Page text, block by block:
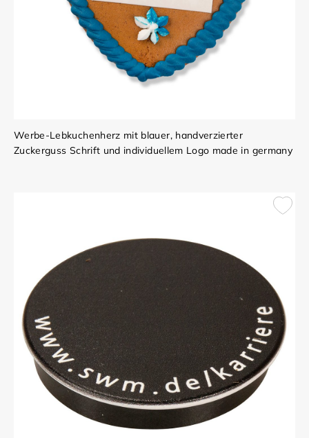
Werbe-Lebkuchenherz mit blauer, handverzierter
Zuckerguss Schrift und individuellem Logo made in germany